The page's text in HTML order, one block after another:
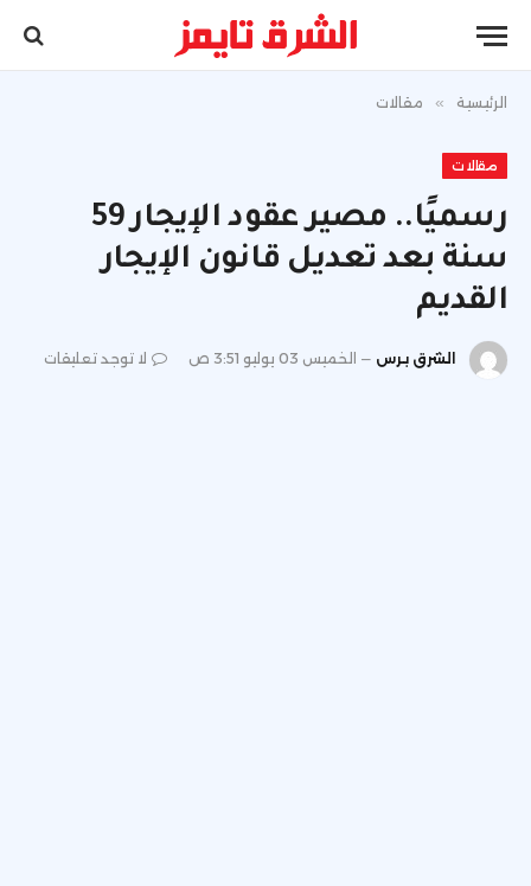
الرئيسية » مقالات
مقالات
رسميًا.. مصير عقود الإيجار 59
سنة بعد تعديل قانون الإيجار
القديم
الشرق برس الخميس 03 يوليو 3:51 ص لا توجد تعليقات